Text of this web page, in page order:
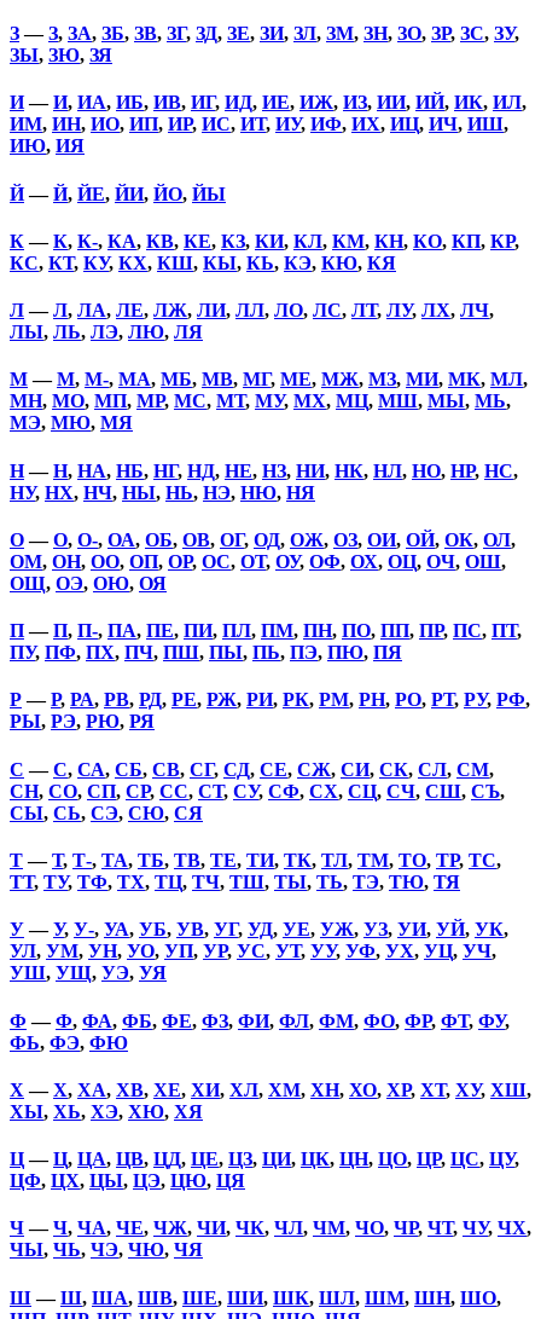
З—З, ЗА, ЗБ, ЗВ, ЗГ, ЗД, ЗЕ, ЗИ, ЗЛ, ЗМ, ЗН, ЗО, ЗР, ЗС, ЗУ,
ЗЫ, ЗЮ, ЗЯ
И—И, ИА, ИБ, ИВ, ИГ, ИД, ИЕ, ИЖ, ИЗ, ИИ, ИЙ, ИК, ИЛ,
ИМ, ИН, ИО, ИП, ИР, ИС, ИТ, ИУ, ИФ, ИХ, ИЦ, ИЧ, ИШ,
ИЮ, ИЯ
Й—Й, ЙЕ, ЙИ, ЙО, ЙЫ
К—К, К-, КА, КВ, КЕ, КЗ, КИ, КЛ, КМ, КН, КО, КП, КР,
КС, КТ, КУ, КХ, КШ, КЫ, КЬ, КЭ, КЮ, КЯ
Л—Л, ЛА, ЛЕ, ЛЖ, ЛИ, ЛЛ, ЛО, ЛС, ЛТ, ЛУ, ЛХ, ЛЧ,
ЛЫ, ЛЬ, ЛЭ, ЛЮ, ЛЯ
М—М, М-, МА, МБ, МВ, МГ, МЕ, МЖ, МЗ, МИ, МК, МЛ,
МН, МО, МП, МР, МС, МТ, МУ, МХ, МЦ, МШ, МЫ, МЬ,
МЭ, МЮ, МЯ
Н—Н, НА, НБ, НГ, НД, НЕ, НЗ, НИ, НК, НЛ, НО, НР, НС,
НУ, НХ, НЧ, НЫ, НЬ, НЭ, НЮ, НЯ
О—О, О-, ОА, ОБ, ОВ, ОГ, ОД, ОЖ, ОЗ, ОИ, ОЙ, ОК, ОЛ,
ОМ, ОН, ОО, ОП, ОР, ОС, ОТ, ОУ, ОФ, ОХ, ОЦ, ОЧ, ОШ,
ОЩ, ОЭ, ОЮ, ОЯ
П—П, П-, ПА, ПЕ, ПИ, ПЛ, ПМ, ПН, ПО, ПП, ПР, ПС, ПТ,
ПУ, ПФ, ПХ, ПЧ, ПШ, ПЫ, ПЬ, ПЭ, ПЮ, ПЯ
Р—Р, РА, РВ, РД, РЕ, РЖ, РИ, РК, РМ, РН, РО, РТ, РУ, РФ,
РЫ, РЭ, РЮ, РЯ
С —С, СА, СБ, СВ, СГ, СД, СЕ, СЖ, СИ, СК, СЛ, СМ,
СН, СО, СП, СР, СС, СТ, СУ, СФ, СХ, СЦ, СЧ, СШ, СЪ,
СЫ, СЬ, СЭ, СЮ, СЯ
Т—Т, Т-, ТА, ТБ, ТВ, ТЕ, ТИ, ТК, ТЛ, ТМ, ТО, ТР, ТС,
ТТ, ТУ, ТФ, ТХ, ТЦ, ТЧ, ТШ, ТЫ, ТЬ, ТЭ, ТЮ, ТЯ
У—У, У-, УА, УБ, УВ, УГ, УД, УЕ, УЖ, УЗ, УИ, УЙ, УК,
УЛ, УМ, УН, УО, УП, УР, УС, УТ, УУ, УФ, УХ, УЦ, УЧ,
УШ, УЩ, УЭ, УЯ
Ф —Ф, ФА, ФБ, ФЕ, ФЗ, ФИ, ФЛ, ФМ, ФО, ФР, ФТ, ФУ,
ФЬ, ФЭ, ФЮ
Х —Х, ХА, ХВ, ХЕ, ХИ, ХЛ, ХМ, ХН, ХО, ХР, ХТ, ХУ, ХШ,
ХЫ, ХЬ, ХЭ, ХЮ, ХЯ
Ц—Ц, ЦА, ЦВ, ЦД, ЦЕ, ЦЗ, ЦИ, ЦК, ЦН, ЦО, ЦР, ЦС, ЦУ,
ЦФ, ЦХ, ЦЫ, ЦЭ, ЦЮ, ЦЯ
Ч—Ч, ЧА, ЧЕ, ЧЖ, ЧИ, ЧК, ЧЛ, ЧМ, ЧО, ЧР, ЧТ, ЧУ, ЧХ,
ЧЫ, ЧЬ, ЧЭ, ЧЮ, ЧЯ
Ш—Ш, ША, ШВ, ШЕ, ШИ, ШК, ШЛ, ШМ, ШН, ШО,